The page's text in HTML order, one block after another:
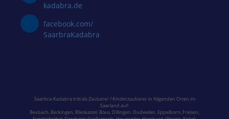
kadabra.de
facebook.com/
SaarbraKadabra
Saarbra-Kadabra tritt als Zauberer / Kinderzauberer in folgenden Orten im
Saarland auf:
Bexbach, Beckingen, Blieskastel, Bous, Dillingen, Dudweiler, Eppelborn, Freisen,